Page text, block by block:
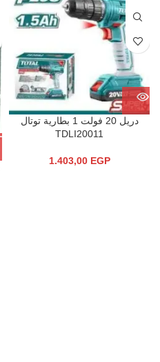
دريل 20 فولت 1 بطارية توتال
TDLI20011
1.403,00 EGP